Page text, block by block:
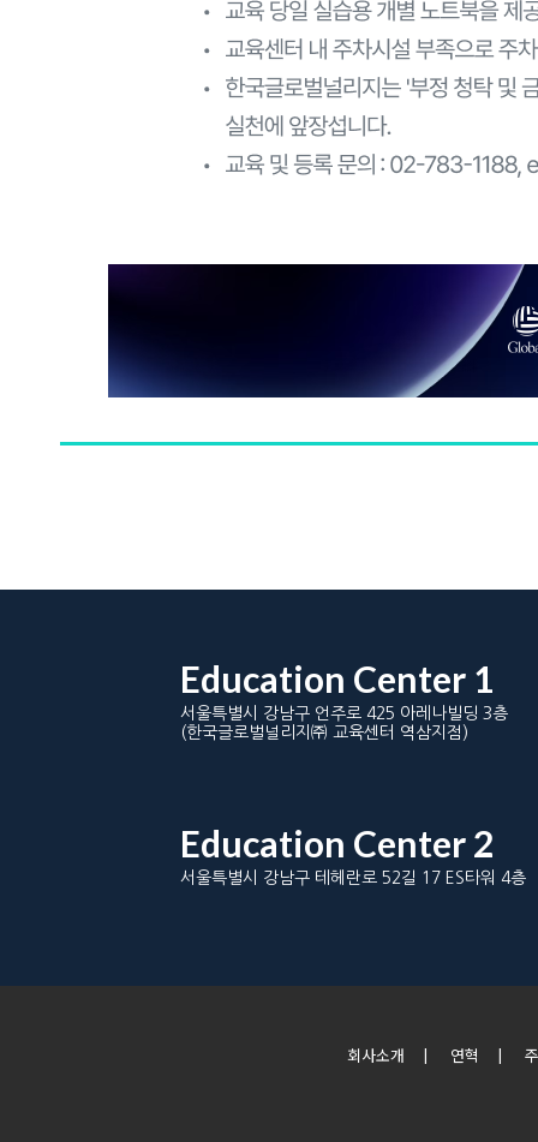
Education Center 1
서울특별시 강남구 언주로 425 아레나빌딩 3층
(한국글로벌널리지㈜ 교육센터 역삼지점)
Education Center 2
서울특별시 강남구 테헤란로 52길 17 ES타워 4층
회사소개 연혁